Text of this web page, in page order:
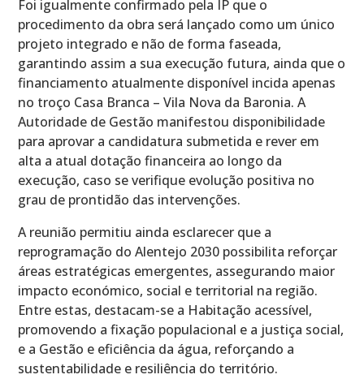
Foi igualmente confirmado pela IP que o
procedimento da obra será lançado como um único
projeto integrado e não de forma faseada,
garantindo assim a sua execução futura, ainda que o
financiamento atualmente disponível incida apenas
no troço Casa Branca – Vila Nova da Baronia. A
Autoridade de Gestão manifestou disponibilidade
para aprovar a candidatura submetida e rever em
alta a atual dotação financeira ao longo da
execução, caso se verifique evolução positiva no
grau de prontidão das intervenções.
A reunião permitiu ainda esclarecer que a
reprogramação do Alentejo 2030 possibilita reforçar
áreas estratégicas emergentes, assegurando maior
impacto económico, social e territorial na região.
Entre estas, destacam-se a Habitação acessível,
promovendo a fixação populacional e a justiça social,
e a Gestão e eficiência da água, reforçando a
sustentabilidade e resiliência do território.